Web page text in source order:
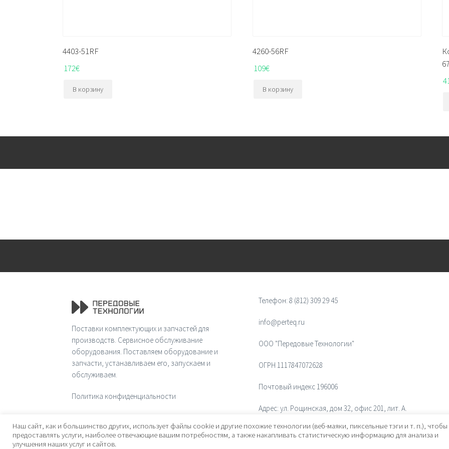
4403-51RF
172€
В корзину
4260-56RF
109€
В корзину
Поставки комплектующих и запчастей для
производств. Сервисное обслуживание
оборудования. Поставляем оборудование и
запчасти, устанавливаем его, запускаем и
обслуживаем.
Политика конфиденциальности
Телефон: 8 (812) 309 29 45
info@perteq.ru
ООО "Передовые Технологии"
ОГРН 1117847072628
Почтовый индекс 196006
Адрес: ул. Рощинская, дом 32, офис 201, лит. А.
Наш сайт, как и большинство других, использует файлы cookie и другие похожие технологии (веб-маяки, пиксельные тэги и т. п.), чтобы
предоставлять услуги, наиболее отвечающие вашим потребностям, а также накапливать статистическую информацию для анализа и
улучшения наших услуг и сайтов.